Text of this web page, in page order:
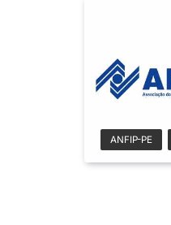
ANFIP-PE